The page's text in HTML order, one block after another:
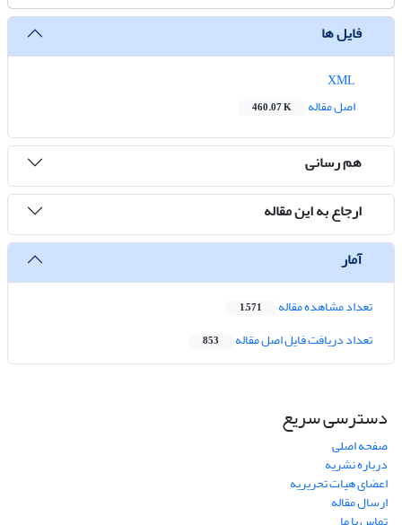
فایل ها
اصل مقاله
460.07 K
هم رسانی
ارجاع به این مقاله
آمار
تعداد مشاهده مقاله 1,571
تعداد دریافت فایل اصل مقاله 853
دسترسی سریع
صفحه اصلی
درباره نشریه
اعضای هیات تحریریه
ارسال مقاله